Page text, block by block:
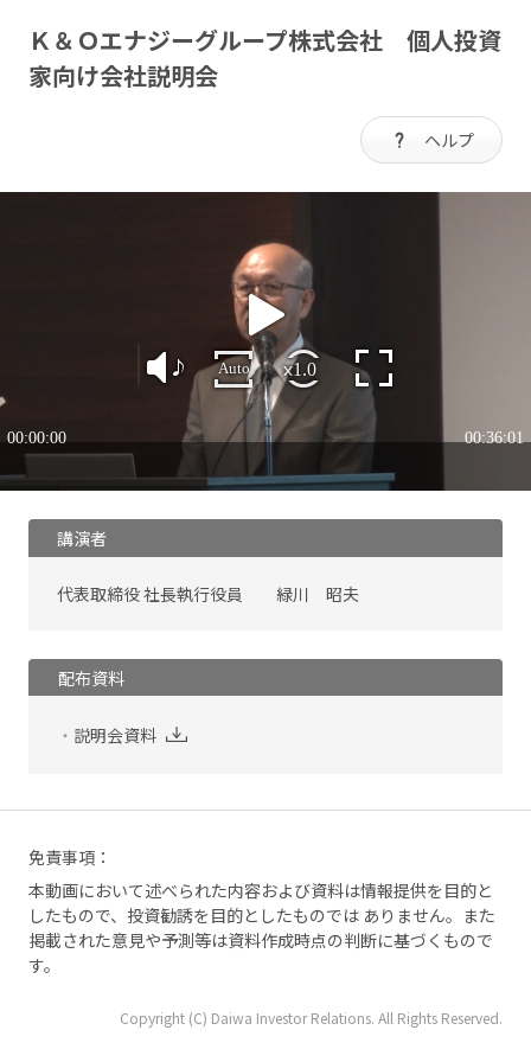
Ｋ＆Ｏエナジーグループ株式会社 個人投資
家向け会社説明会
ヘルプ
講演者
代表取締役 社長執行役員 緑川 昭夫
配布資料
説明会資料
免責事項：
本動画において述べられた内容および資料は情報提供を目的と
したもので、投資勧誘を目的としたものでは ありません。また
掲載された意見や予測等は資料作成時点の判断に基づくもので
す。
Copyright (C) Daiwa Investor Relations. All Rights Reserved.